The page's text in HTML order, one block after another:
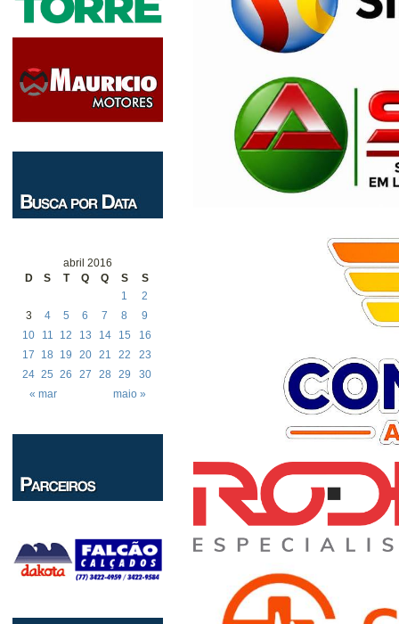
abril 2016
D
S T Q Q S S
« mar maio »
1
2
3
4 5 6 7 8
9
10
11 12 13 14 15
16
17
18 19 20 21 22
23
24 25 26 27 28 29 30